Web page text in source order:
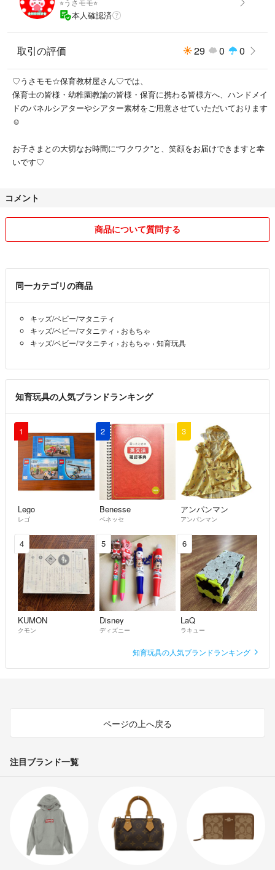
⑥ねずみのおすもうさん
⑦たぬきの絵描きさん
⑧キツネのモデルさん
⑨とりの音楽家さん
⑩トラのコックさん
⑪パンダのお花屋さん
⑫指✖️5種類
（並口Pペーパー6.5枚分に印刷してあります）
ムラがあったりすることもございます（ ; ; ）
申し訳ございませんm(_ _)m
#大きくなったらなんになる
#保育園 #こども園 #幼稚園
#子育て支援
#卒園式
⭐︎うさモモ⭐︎
本人確認済
取引の評価 29 0 0
♡うさモモ☆保育教材屋さん♡では、
保育士の皆様・幼稚園教諭の皆様・保育に携わる皆様方へ、ハンドメイ
ドのパネルシアターやシアター素材をご用意させていただいております
☺︎
お子さまとの大切なお時間に“ワクワク”と、笑顔をお届けできますと幸
いです♡
コメント
商品について質問する
同一カテゴリの商品
キッズ/ベビー/マタニティ
キッズ/ベビー/マタニティ › おもちゃ
キッズ/ベビー/マタニティ › おもちゃ › 知育玩具
知育玩具の人気ブランドランキング
1
Lego
レゴ
2
Benesse
ベネッセ
3
アンパンマン
アンパンマン
4
KUMON
クモン
5
Disney
ディズニー
6
LaQ
ラキュー
知育玩具の人気ブランドランキング
ページの上へ戻る
注目ブランド一覧